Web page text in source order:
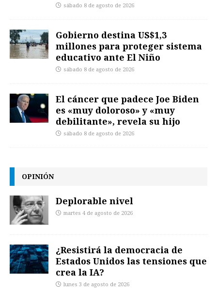
sábado 8 de agosto de 2026
Gobierno destina US$1,3
millones para proteger sistema
educativo ante El Niño
sábado 8 de agosto de 2026
El cáncer que padece Joe Biden
es «muy doloroso» y «muy
debilitante», revela su hijo
sábado 8 de agosto de 2026
OPINIÓN
Deplorable nivel
martes 4 de agosto de 2026
¿Resistirá la democracia de
Estados Unidos las tensiones que
crea la IA?
lunes 3 de agosto de 2026